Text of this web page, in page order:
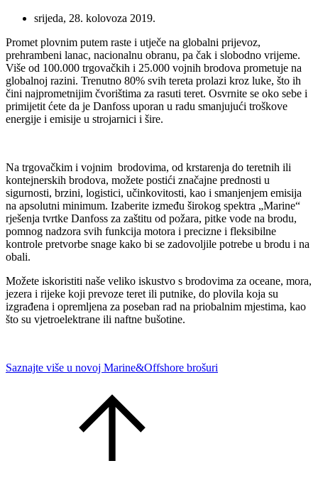
srijeda, 28. kolovoza 2019.
Promet plovnim putem raste i utječe na globalni prijevoz,
prehrambeni lanac, nacionalnu obranu, pa čak i slobodno vrijeme.
Više od 100.000 trgovačkih i 25.000 vojnih brodova prometuje na
globalnoj razini. Trenutno 80% svih tereta prolazi kroz luke, što ih
čini najprometnijim čvorištima za rasuti teret. Osvrnite se oko sebe i
primijetit ćete da je Danfoss uporan u radu smanjujući troškove
energije i emisije u strojarnici i šire.
Na trgovačkim i vojnim brodovima, od krstarenja do teretnih ili
kontejnerskih brodova, možete postići značajne prednosti u
sigurnosti, brzini, logistici, učinkovitosti, kao i smanjenjem emisija
na apsolutni minimum. Izaberite između širokog spektra „Marine“
rješenja tvrtke Danfoss za zaštitu od požara, pitke vode na brodu,
pomnog nadzora svih funkcija motora i precizne i fleksibilne
kontrole pretvorbe snage kako bi se zadovoljile potrebe u brodu i na
obali.
Možete iskoristiti naše veliko iskustvo s brodovima za oceane, mora,
jezera i rijeke koji prevoze teret ili putnike, do plovila koja su
izgrađena i opremljena za poseban rad na priobalnim mjestima, kao
što su vjetroelektrane ili naftne bušotine.
Saznajte više u novoj Marine&Offshore brošuri